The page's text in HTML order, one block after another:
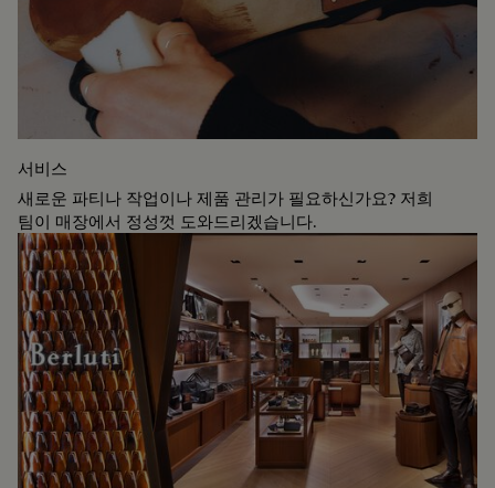
서비스
새로운 파티나 작업이나 제품 관리가 필요하신가요? 저희
팀이 매장에서 정성껏 도와드리겠습니다.